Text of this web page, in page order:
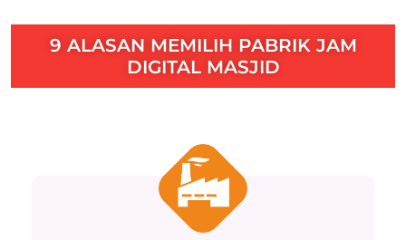
9 ALASAN MEMILIH PABRIK JAM
DIGITAL MASJID